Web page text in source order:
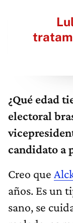
¿Qué edad
electoral
candidato a
Creo que
años. Es un
sano, se